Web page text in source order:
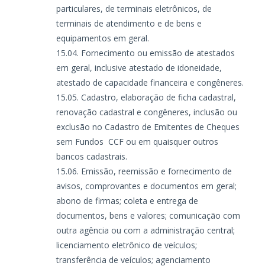
particulares, de terminais eletrônicos, de
terminais de atendimento e de bens e
equipamentos em geral.
Fornecimento ou emissão de atestados
em geral, inclusive atestado de idoneidade,
atestado de capacidade financeira e congêneres.
Cadastro, elaboração de ficha cadastral,
renovação cadastral e congêneres, inclusão ou
exclusão no Cadastro de Emitentes de Cheques
sem Fundos  CCF ou em quaisquer outros
bancos cadastrais.
Emissão, reemissão e fornecimento de
avisos, comprovantes e documentos em geral;
abono de firmas; coleta e entrega de
documentos, bens e valores; comunicação com
outra agência ou com a administração central;
licenciamento eletrônico de veículos;
transferência de veículos; agenciamento